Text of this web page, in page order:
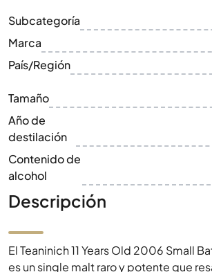
Subcategoría
Marca
País/Región
Tamaño
Año de
destilación
Contenido de
alcohol
Descripción
El Teaninich 11 Years Old 2006 Small
es un single malt raro y potente que